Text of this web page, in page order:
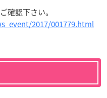
確認下さい。
2017/001779.html